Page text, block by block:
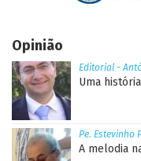
Opinião
Editorial -
Uma
Pe. Estevinho
A melodia